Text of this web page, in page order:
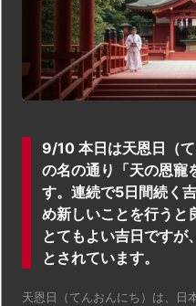
9/10 本日は天恩日（
の名の通り「天の恩寵
す。連続で5日間続く
め新しいことを行うと
とてもよい吉日ですが
とされています。
天恩日（てんおんにち）は、日